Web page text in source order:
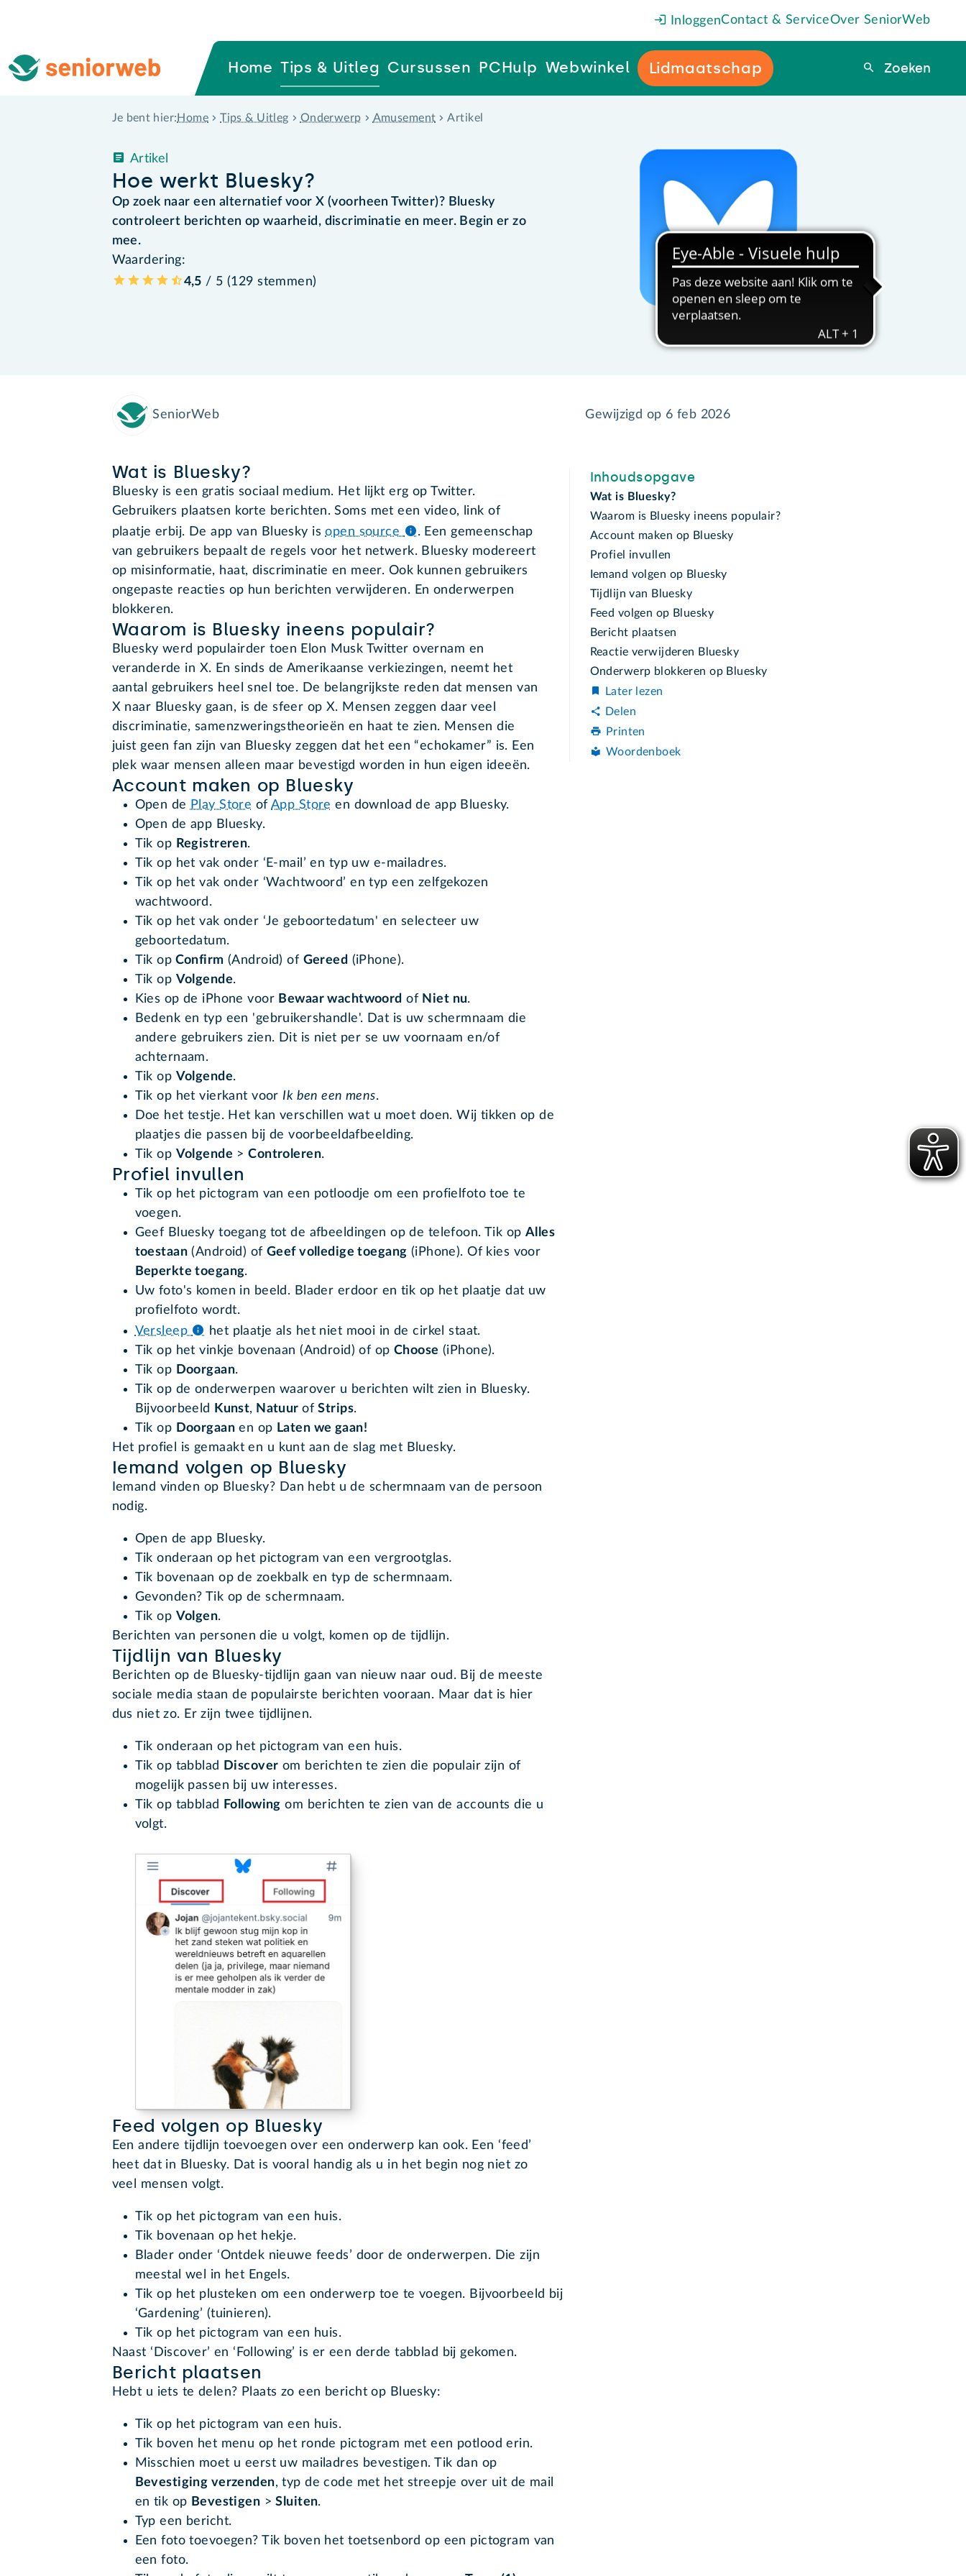
InloggenContact & ServiceOver SeniorWeb
Home Tips & Uitleg Cursussen PCHulp Webwinkel Lidmaatschap Zoeken
Zoeken
Je bent hier: Home Tips & Uitleg Onderwerp Amusement Artikel
Hoe werkt Bluesky?
Artikel
Op zoek naar een alternatief voor X (voorheen Twitter)? Bluesky
controleert berichten op waarheid, discriminatie en meer. Begin er zo
mee.
Waardering:
4,5 / 5 (129 stemmen)
SeniorWeb Gewijzigd op 6 feb 2026
Wat is Bluesky?
Bluesky is een gratis sociaal medium. Het lijkt erg op Twitter.
Gebruikers plaatsen korte berichten. Soms met een video, link of
plaatje erbij. De app van Bluesky isopen source . Een gemeenschap
van gebruikers bepaalt de regels voor het netwerk. Bluesky modereert
op misinformatie, haat, discriminatie en meer. Ook kunnen gebruikers
ongepaste reacties op hun berichten verwijderen. En onderwerpen
blokkeren.
Waarom is Bluesky ineens populair?
Bluesky werd populairder toen Elon Musk Twitter overnam en
veranderde in X. En sinds de Amerikaanse verkiezingen, neemt het
aantal gebruikers heel snel toe. De belangrijkste reden dat mensen van
X naar Bluesky gaan, is de sfeer op X. Mensen zeggen daar veel
discriminatie, samenzweringstheorieën en haat te zien. Mensen die
juist geen fan zijn van Bluesky zeggen dat het een “echokamer” is. Een
plek waar mensen alleen maar bevestigd worden in hun eigen ideeën.
Account maken op Bluesky
Open de Play Store of App Store en download de app Bluesky.
Open de app Bluesky.
Tik op Registreren.
Tik op het vak onder ‘E-mail’ en typ uw e-mailadres.
Tik op het vak onder ‘Wachtwoord’ en typ een zelfgekozen
wachtwoord.
Tik op het vak onder ‘Je geboortedatum' en selecteer uw
geboortedatum.
Tik op Confirm (Android) of Gereed (iPhone).
Tik op Volgende.
Kies op de iPhone voor Bewaar wachtwoord of Niet nu.
Bedenk en typ een 'gebruikershandle'. Dat is uw schermnaam die
andere gebruikers zien. Dit is niet per se uw voornaam en/of
achternaam.
Tik op Volgende.
Tik op het vierkant voor Ik ben een mens.
Doe het testje. Het kan verschillen wat u moet doen. Wij tikken op de
plaatjes die passen bij de voorbeeldafbeelding.
Tik op Volgende >Controleren.
Profiel invullen
Tik op het pictogram van een potloodje om een profielfoto toe te
voegen.
Geef Bluesky toegang tot de afbeeldingen op de telefoon. Tik opAlles
toestaan(Android) of Geef volledige toegang (iPhone). Of kies voor
Beperkte toegang.
Uw foto's komen in beeld. Blader erdoor en tik op het plaatje dat uw
profielfoto wordt.
Versleep
het plaatje als het niet mooi in de cirkel staat.
Tik op het vinkje bovenaan (Android) of op Choose (iPhone).
Tik op Doorgaan.
Tik op de onderwerpen waarover u berichten wilt zien in Bluesky.
Bijvoorbeeld
Kunst, NatuurofStrips.
Tik op Doorgaanen op Laten we gaan!
Het profiel is gemaakt en u kunt aan de slag met Bluesky.
Iemand volgen op Bluesky
Iemand vinden op Bluesky? Dan hebt u de schermnaam van de persoon
nodig.
Open de app Bluesky.
Tik onderaan op het pictogram van een vergrootglas.
Tik bovenaan op de zoekbalk en typ de schermnaam.
Gevonden? Tik op de schermnaam.
Tik op Volgen.
Berichten van personen die u volgt, komen op de tijdlijn.
Tijdlijn van Bluesky
Berichten op de Bluesky-tijdlijn gaan van nieuw naar oud. Bij de meeste
sociale media staan de populairste berichten vooraan. Maar dat is hier
dus niet zo. Er zijn twee tijdlijnen.
Tik onderaan op het pictogram van een huis.
Tik op tabblad
Discover om berichten te zien die populair zijn of
mogelijk passen bij uw interesses.
Tik op tabblad
Following om berichten te zien van de accounts die u
volgt.
Feed volgen op Bluesky
Een andere tijdlijn toevoegen over een onderwerp kan ook. Een ‘feed’
heet dat in Bluesky. Dat is vooral handig als u in het begin nog niet zo
veel mensen volgt.
Tik op het pictogram van een huis.
Tik bovenaan op het hekje.
Blader onder ‘Ontdek nieuwe feeds’ door de onderwerpen. Die zijn
meestal wel in het Engels.
Tik op het plusteken om een onderwerp toe te voegen. Bijvoorbeeld bij
‘Gardening’ (tuinieren).
Tik op het pictogram van een huis.
Naast ‘Discover’ en ‘Following’ is er een derde tabblad bij gekomen.
Bericht plaatsen
Hebt u iets te delen? Plaats zo een bericht op Bluesky:
Tik op het pictogram van een huis.
Tik boven het menu op het ronde pictogram met een potlood erin.
Misschien moet u eerst uw mailadres bevestigen. Tik dan op
Bevestiging verzenden, typ de code met het streepje over uit de mail
en tik op Bevestigen >Sluiten.
Typ een bericht.
Een foto toevoegen? Tik boven het toetsenbord op een pictogram van
een foto.
Inhoudsopgave
Wat is Bluesky?
Waarom is Bluesky ineens populair?
Account maken op Bluesky
Profiel invullen
Iemand volgen op Bluesky
Tijdlijn van Bluesky
Feed volgen op Bluesky
Bericht plaatsen
Reactie verwijderen Bluesky
Onderwerp blokkeren op Bluesky
Later lezen
Delen
Printen
Woordenboek